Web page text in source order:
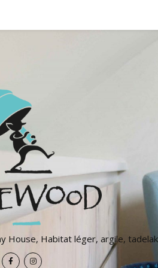
House, Habitat léger, argile,